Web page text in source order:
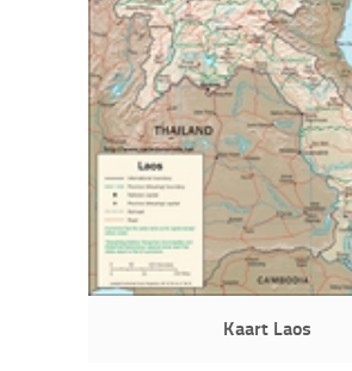
Kaart Laos